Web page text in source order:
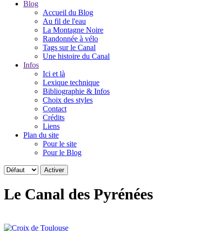
Blog
Accueil du Blog
Au fil de l'eau
La Montagne Noire
Randonnée à vélo
Tags sur le Canal
Une histoire du Canal
Infos
Ici et là
Lexique technique
Bibliographie & Infos
Choix des styles
Contact
Crédits
Liens
Plan du site
Pour le site
Pour le Blog
Le Canal des Pyrénées